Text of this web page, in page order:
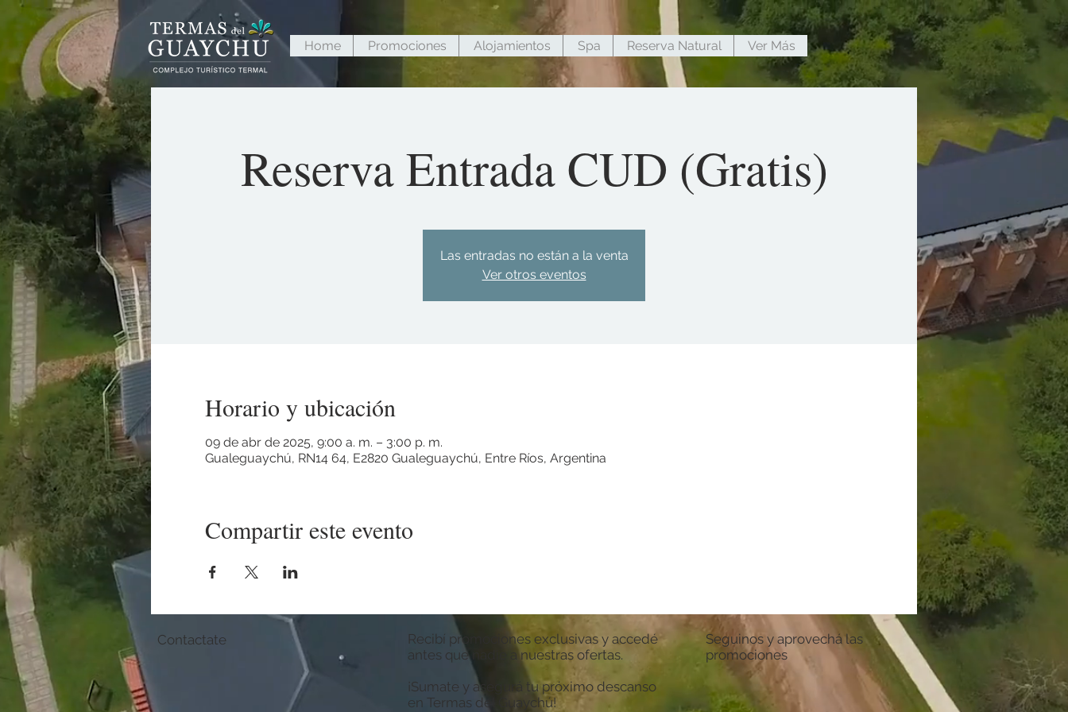
Home Promociones Alojamientos Spa Reserva Natural Ver Más
Reserva Entrada CUD (Gratis)
Las entradas no están a la venta
Ver otros eventos
Horario y ubicación
09 de abr de 2025, 9:00 a. m. – 3:00 p. m.
Gualeguaychú, RN14 64, E2820 Gualeguaychú, Entre Ríos, Argentina
Compartir este evento
Recibí promociones exclusivas y accedé
antes que nadie a nuestras ofertas.
¡Sumate y asegurá tu próximo descanso
en Termas del Guaychú!
Contactate
Seguinos y aprovechá las
promociones